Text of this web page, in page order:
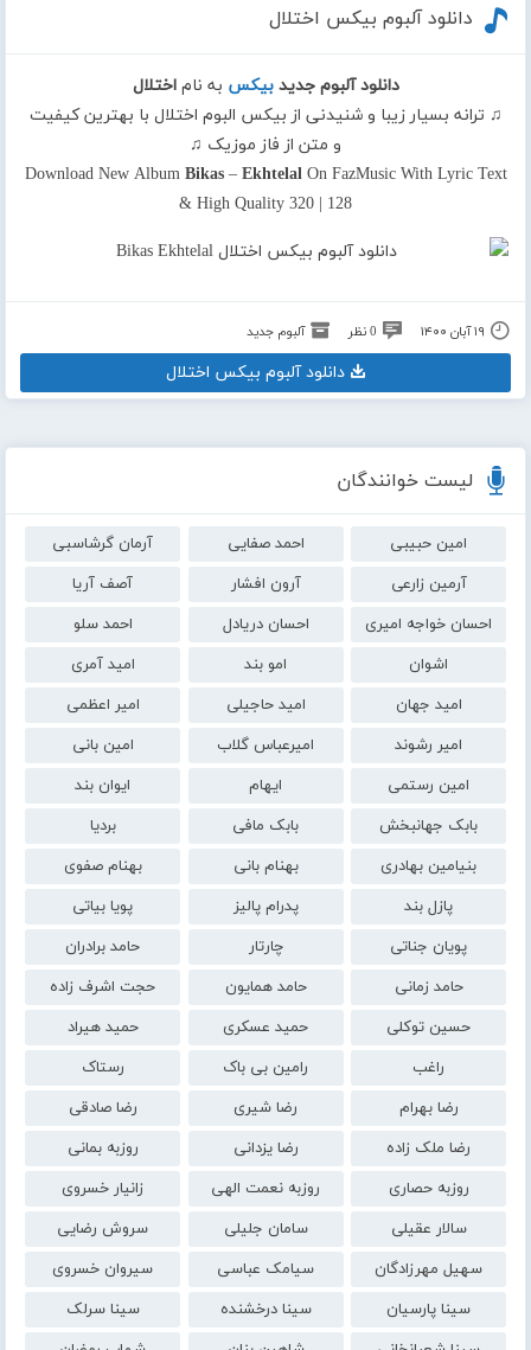
لیست خوانندگان
امین حبیبی احمد صفایی
آرمان گرشاسبی
آرمین زارعی
آرون افشار
آصف آریا
احسان خواجه امیری
احسان دریادل
احمد سلو
اشوان
امو بند
امید آمری
امید جهان
امید حاجیلی
امیر اعظمی
امیر رشوند
امیرعباس گلاب
امین بانی
امین رستمی
ایهام
ایوان بند
بابک جهانبخش
بابک مافی
بردیا
بنیامین بهادری
بهنام بانی
بهنام صفوی
پازل بند
پدرام پالیز
پویا بیاتی
پویان جناتی
چارتار
حامد برادران
حامد زمانی
حامد همایون
حجت اشرف زاده
حسین توکلی
حمید عسکری
حمید هیراد
راغب
رامین بی باک
رستاک
رضا بهرام
رضا شیری
رضا صادقی
رضا ملک زاده
رضا یزدانی
روزبه بمانی
روزبه حصاری
روزبه نعمت الهی
زانیار خسروی
سالار عقیلی
سامان جلیلی
سروش رضایی
سهیل مهرزادگان
سیامک عباسی
سیروان خسروی
سینا پارسیان
سینا درخشنده
سینا سرلک
دانلود آلبوم بیکس اختلال
دانلود آلبوم جدید بیکس به ناماختلال
♫ ترانه بسیار زیبا و شنیدنی از بیکس البوم اختلال با بهترین کیفیت
و متن از فاز موزیک ♫
Download New Album Bikas– EkhtelalOn FazMusic With Lyric Text
& High Quality 320 | 128
۱۹ آبان ۱۴۰۰ 0 نظر آلبوم جدید
دانلود آلبوم بیکس اختلال